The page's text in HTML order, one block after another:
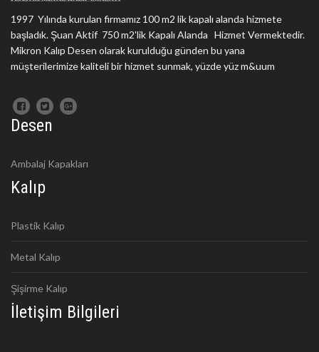
1997 Yılında kurulan firmamız 100 m2 lik kapalı alanda hizmete
başladık. Şuan Aktif 750 m2'lik Kapalı Alanda Hizmet Vermektedir.
Mikron Kalıp Desen olarak kurulduğu günden bu yana
müşterilerimize kaliteli bir hizmet sunmak, yüzde yüz m&uum
Desen
Ambalaj Kapakları
Kalıp
Plastik Kalıp
Metal Kalıp
Şişirme Kalıp
İletişim Bilgileri